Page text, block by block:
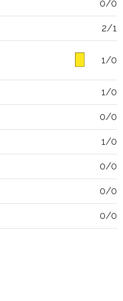
0/0
2/1
1/0
1/0
0/0
1/0
0/0
0/0
0/0